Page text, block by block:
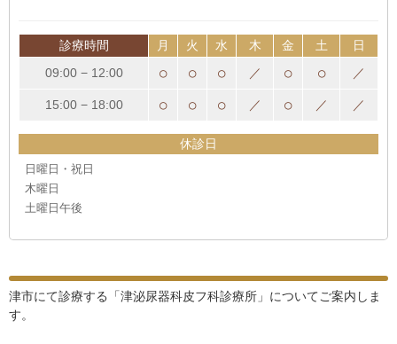
診療時間 月 火 水 木 金 土
日
09:00 − 12:00
○ ○ ○ ／ ○ ○ ／
15:00 − 18:00 ○ ○ ○ ／ ○ ／ ／
休診日
日曜日・祝日
木曜日
土曜日午後
津市にて診療する「津泌尿器科皮フ科診療所」についてご案内しま
す。